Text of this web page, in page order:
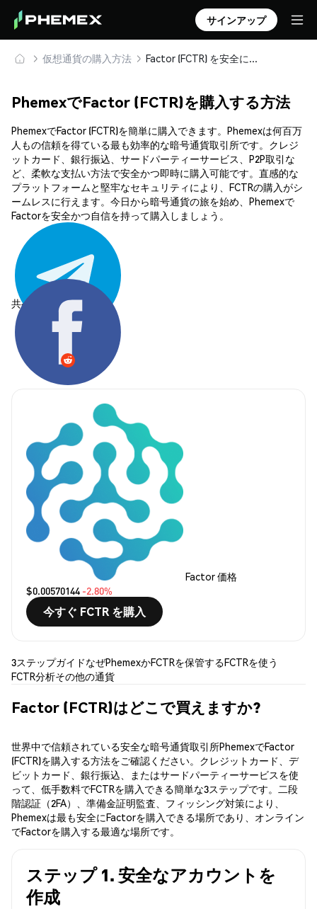
サインアップ
仮想通貨の購入方法 Factor (FCTR) を安全に購入・保管
PhemexでFactor (FCTR)を購入する方法
PhemexでFactor (FCTR)を簡単に購入できます。Phemexは何百万
人もの信頼を得ている最も効率的な暗号通貨取引所です。クレジ
ットカード、銀行振込、サードパーティーサービス、P2P取引な
ど、柔軟な支払い方法で安全かつ即時に購入可能です。直感的な
プラットフォームと堅牢なセキュリティにより、FCTRの購入がシ
ームレスに行えます。今日から暗号通貨の旅を始め、Phemexで
Factorを安全かつ自信を持って購入しましょう。
共有する:
Factor 価格
$0.00570144 -2.80%
今すぐ FCTR を購入
3ステップガイドなぜPhemexかFCTRを保管するFCTRを使う
FCTR分析その他の通貨
Factor (FCTR)はどこで買えますか?
世界中で信頼されている安全な暗号通貨取引所PhemexでFactor
(FCTR)を購入する方法をご確認ください。クレジットカード、デ
ビットカード、銀行振込、またはサードパーティーサービスを使
って、低手数料でFCTRを購入できる簡単な3ステップです。二段
階認証（2FA）、準備金証明監査、フィッシング対策により、
Phemexは最も安全にFactorを購入できる場所であり、オンライン
でFactorを購入する最適な場所です。
ステップ 1. 安全なアカウントを
作成